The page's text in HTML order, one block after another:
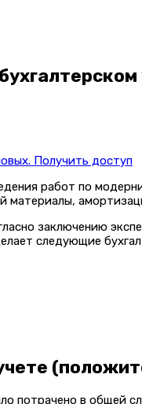
Получить доступ
работ по
заключению
следующие
потрачено в общей